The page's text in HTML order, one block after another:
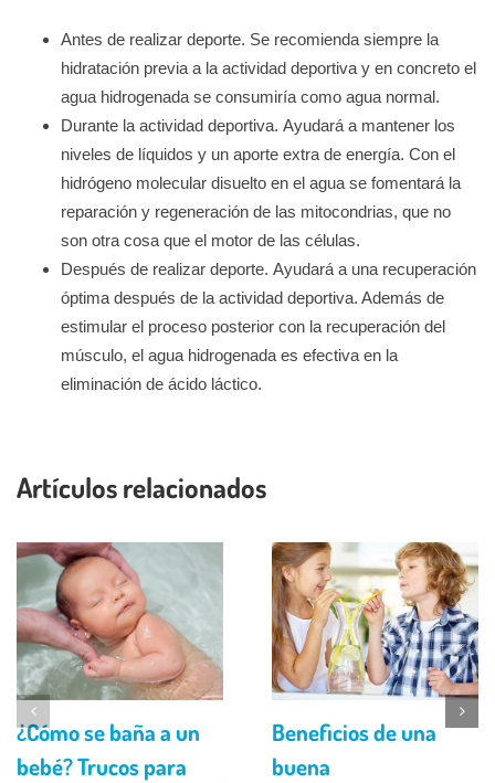
Antes de realizar deporte. Se recomienda siempre la
hidratación previa a la actividad deportiva y en concreto el
agua hidrogenada se consumiría como agua normal.
Durante la actividad deportiva. Ayudará a mantener los
niveles de líquidos y un aporte extra de energía. Con el
hidrógeno molecular disuelto en el agua se fomentará la
reparación y regeneración de las mitocondrias, que no
son otra cosa que el motor de las células.
Después de realizar deporte. Ayudará a una recuperación
óptima después de la actividad deportiva. Además de
estimular el proceso posterior con la recuperación del
músculo, el agua hidrogenada es efectiva en la
eliminación de ácido láctico.
Artículos relacionados
¿Cómo se baña a un
bebé? Trucos para
Beneficios de una
buena